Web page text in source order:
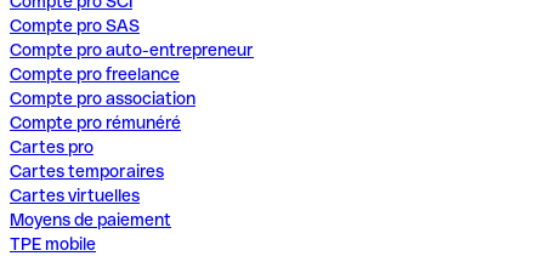
Compte pro SAS
Compte pro auto-entrepreneur
Compte pro freelance
Compte pro association
Compte pro rémunéré
Cartes pro
Cartes temporaires
Cartes virtuelles
Moyens de paiement
TPE mobile